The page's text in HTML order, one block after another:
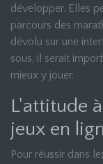
développer. Elles
parcours des
dévolu sur une
sous, il serait
mieux y jouer.
L'attitude
jeux en
Pour réussir dans